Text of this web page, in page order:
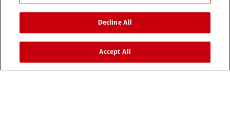
Acerca de Mindray
Decline All
Accept All